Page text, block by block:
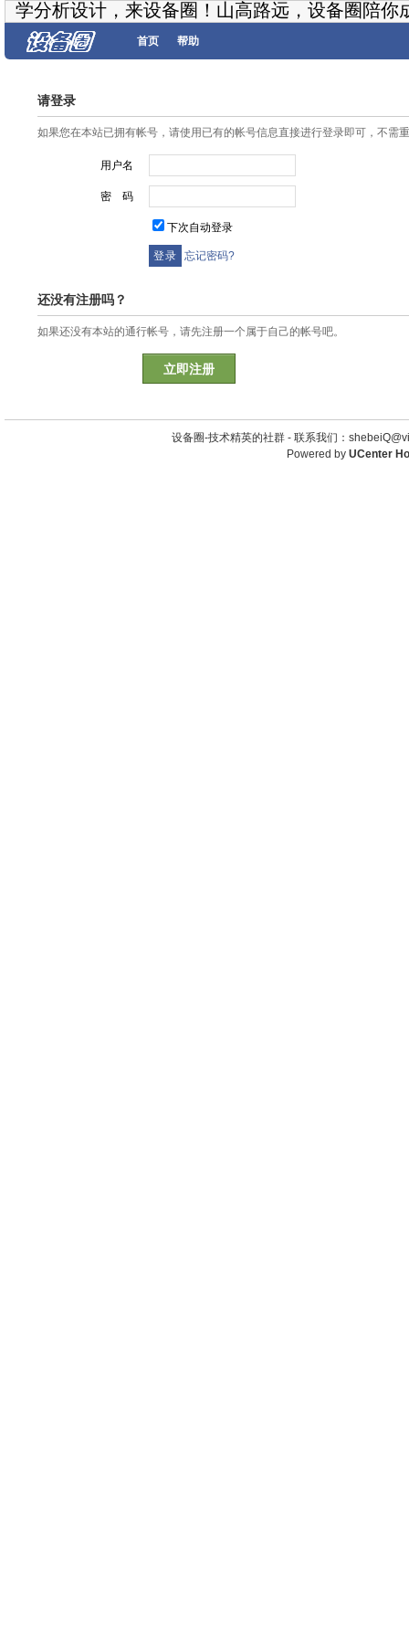
学分析设计，来设备圈！山高路远，设备圈陪你
首页 帮助
请登录
如果您在本站已拥有帐号，请使用已有的帐号信息直接进行登录即可，不需
用户名
密 码
下次自动登录
忘记密码?
还没有注册吗？
如果还没有本站的通行帐号，请先注册一个属于自己的帐号吧。
立即注册
设备圈-技术精英的社群 - 联系我们：
Powered by UCenter